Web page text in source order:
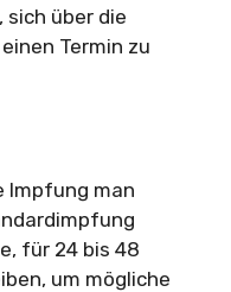
sich über die
Termin zu
Impfung man
für 24 bis 48
um mögliche